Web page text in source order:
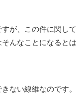
が、この件に関し
んなことになると
ない線維なのです